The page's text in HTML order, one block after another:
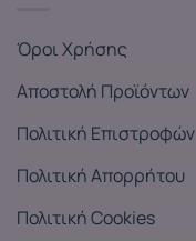
Όροι Χρήσης
Αποστολή Προϊόντων
Πολιτική Επιστροφών
Πολιτική Απορρήτου
Πολιτική Cookies